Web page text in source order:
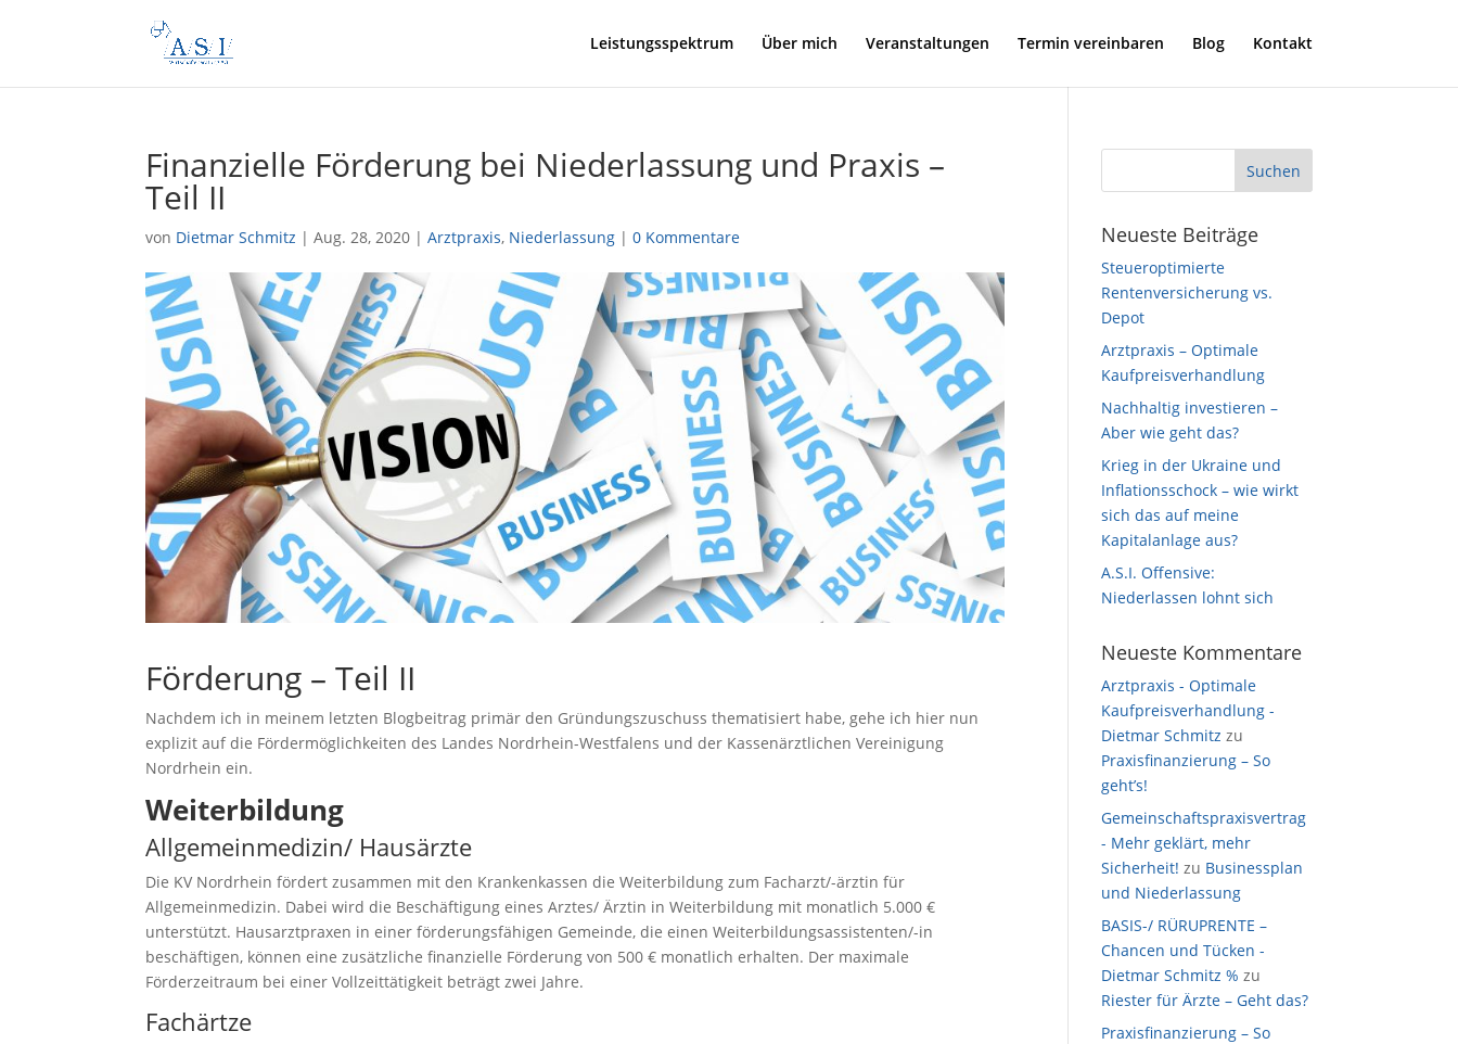
Leistungsspektrum Über mich Veranstaltungen Termin vereinbaren Blog Kontakt
Finanzielle Förderung bei Niederlassung und Praxis –
Teil II
von Dietmar Schmitz |Aug. 28, 2020 |Arztpraxis, Niederlassung |0 Kommentare
Förderung – Teil II
Nachdem ich in meinem letzten Blogbeitrag primär den Gründungszuschuss thematisiert habe, gehe ich hier nun
explizit auf die Fördermöglichkeiten des Landes Nordrhein-Westfalens und der Kassenärztlichen Vereinigung
Nordrhein ein.
Weiterbildung
Allgemeinmedizin/ Hausärzte
Die KV Nordrhein fördert zusammen mit den Krankenkassen die Weiterbildung zum Facharzt/-ärztin für
Allgemeinmedizin. Dabei wird die Beschäftigung eines Arztes/ Ärztin in Weiterbildung mit monatlich 5.000 €
unterstützt. Hausarztpraxen in einer förderungsfähigen Gemeinde, die einen Weiterbildungsassistenten/-in
beschäftigen, können eine zusätzliche finanzielle Förderung von 500 € monatlich erhalten. Der maximale
Förderzeitraum bei einer Vollzeittätigkeit beträgt zwei Jahre.
Fachärtze
Neueste Beiträge
Steueroptimierte
Rentenversicherung vs.
Depot
Arztpraxis – Optimale
Kaufpreisverhandlung
Nachhaltig investieren –
Aber wie geht das?
Krieg in der Ukraine und
Inflationsschock – wie wirkt
sich das auf meine
Kapitalanlage aus?
A.S.I. Offensive:
Niederlassen lohnt sich
Neueste Kommentare
Arztpraxis - Optimale
Kaufpreisverhandlung -
Dietmar Schmitz zu
Praxisfinanzierung – So
geht’s!
Gemeinschaftspraxisvertrag
- Mehr geklärt, mehr
Sicherheit! zu Businessplan
und Niederlassung
BASIS-/ RÜRUPRENTE –
Chancen und Tücken -
Dietmar Schmitz % zu
Riester für Ärzte – Geht das?
Praxisfinanzierung – So